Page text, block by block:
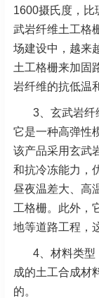
1600摄氏度，比
武岩纤维土工格
场建设中，越来
土工格栅来加固
岩纤维的抗低温
3、玄武岩纤
它是一种高弹性
该产品采用玄武
和抗冷冻能力，
昼夜温差大、高
工格栅。此外，
地等道路工程，
4、材料类型
成的土工合成材
的。